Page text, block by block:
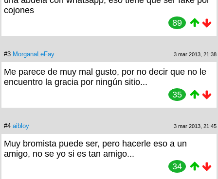
cojones
89
#3 MorganaLeFay 3 mar 2013, 21:38
Me parece de muy mal gusto, por no decir que no le
encuentro la gracia por ningún sitio...
35
#4 aibloy 3 mar 2013, 21:45
Muy bromista puede ser, pero hacerle eso a un
amigo, no se yo si es tan amigo...
34